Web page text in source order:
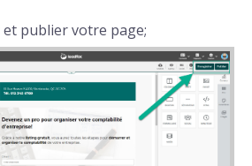
publier votre page;